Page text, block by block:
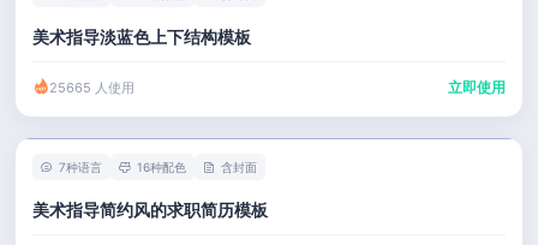
美术指导淡蓝色上下结构模板
25665 人使用 立即使用
7种语言 16种配色 含封面
美术指导简约风的求职简历模板